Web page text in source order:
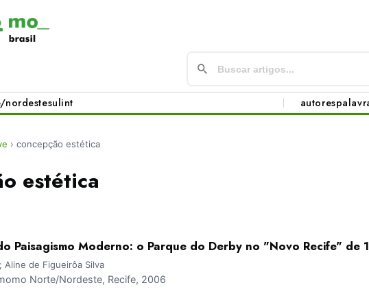
nordestesulint autores
› concepção estética
estética
Paisagismo Moderno: o Parque do Derby no "Novo Recife" de
Aline de Figueirôa Silva
Norte/Nordeste, Recife, 2006